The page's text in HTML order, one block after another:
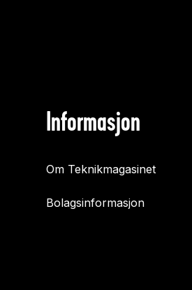
Informasjon
Om Teknikmagasinet
Bolagsinformasjon